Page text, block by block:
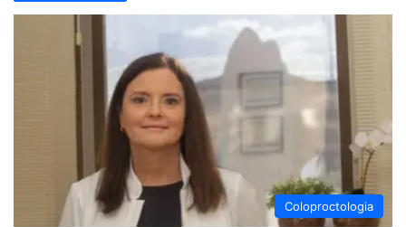
Coloproctologia